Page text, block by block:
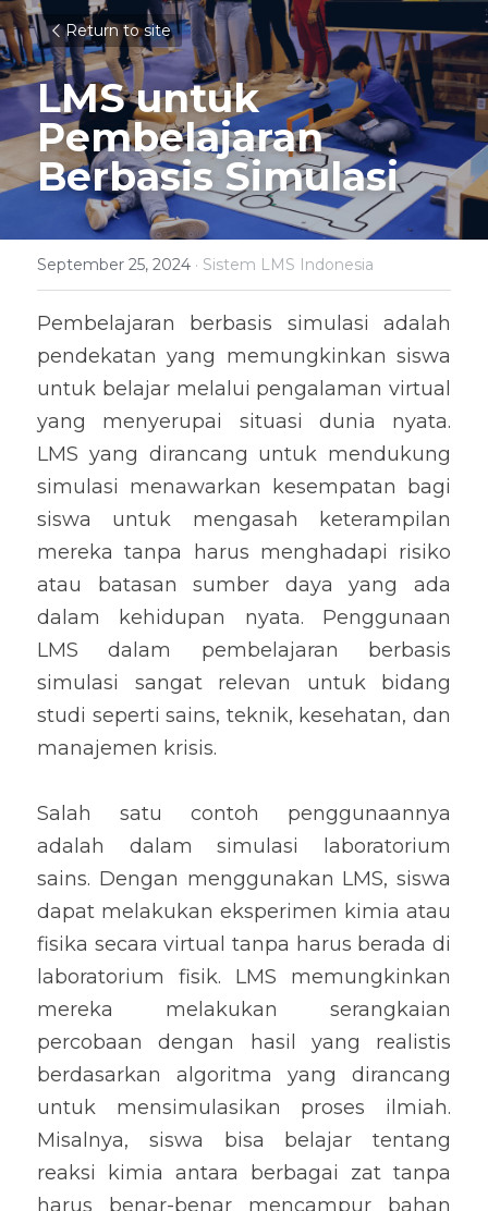
Return to site
LMS untuk
Pembelajaran
Berbasis Simulasi
September 25, 2024 · Sistem LMS Indonesia
Pembelajaran berbasis simulasi adalah
pendekatan yang memungkinkan siswa
untuk belajar melalui pengalaman virtual
yang menyerupai situasi dunia nyata.
LMS yang dirancang untuk mendukung
simulasi menawarkan kesempatan bagi
siswa untuk mengasah keterampilan
mereka tanpa harus menghadapi risiko
atau batasan sumber daya yang ada
dalam kehidupan nyata. Penggunaan
LMS dalam pembelajaran berbasis
simulasi sangat relevan untuk bidang
studi seperti sains, teknik, kesehatan, dan
manajemen krisis.
Salah satu contoh penggunaannya
adalah dalam simulasi laboratorium
sains. Dengan menggunakan LMS, siswa
dapat melakukan eksperimen kimia atau
fisika secara virtual tanpa harus berada di
laboratorium fisik. LMS memungkinkan
mereka melakukan serangkaian
percobaan dengan hasil yang realistis
berdasarkan algoritma yang dirancang
untuk mensimulasikan proses ilmiah.
Misalnya, siswa bisa belajar tentang
reaksi kimia antara berbagai zat tanpa
harus benar-benar mencampur bahan